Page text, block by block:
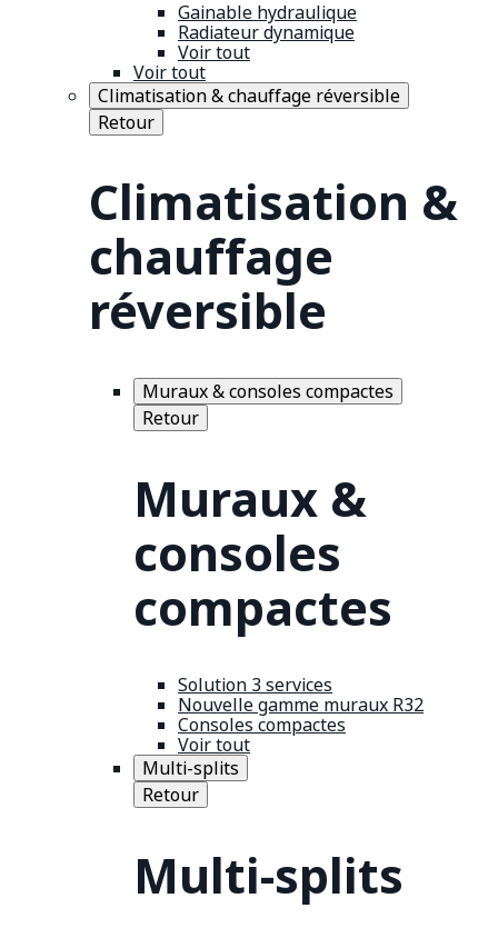
Gainable hydraulique
Radiateur dynamique
Voir tout
Voir tout
Climatisation & chauffage réversible
Retour
Climatisation &
chauffage
réversible
Muraux & consoles compactes
Retour
Muraux &
consoles
compactes
Solution 3 services
Nouvelle gamme muraux R32
Consoles compactes
Voir tout
Multi-splits
Retour
Multi-splits